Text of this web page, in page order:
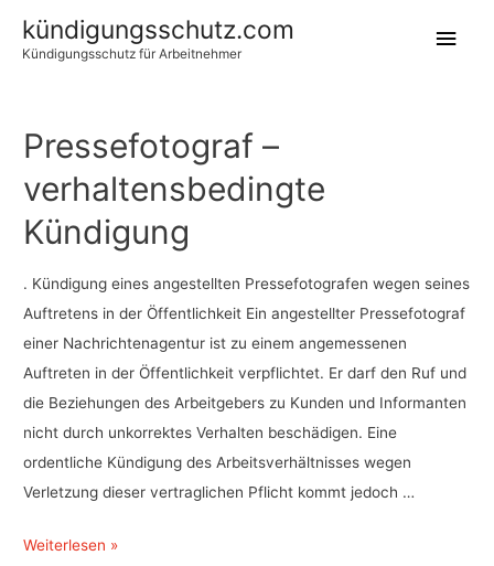
kündigungsschutz.com
Kündigungsschutz für Arbeitnehmer
Pressefotograf –
verhaltensbedingte
Kündigung
. Kündigung eines angestellten Pressefotografen wegen seines
Auftretens in der Öffentlichkeit Ein angestellter Pressefotograf
einer Nachrichtenagentur ist zu einem angemessenen
Auftreten in der Öffentlichkeit verpflichtet. Er darf den Ruf und
die Beziehungen des Arbeitgebers zu Kunden und Informanten
nicht durch unkorrektes Verhalten beschädigen. Eine
ordentliche Kündigung des Arbeitsverhältnisses wegen
Verletzung dieser vertraglichen Pflicht kommt jedoch …
Pressefotograf
Weiterlesen »